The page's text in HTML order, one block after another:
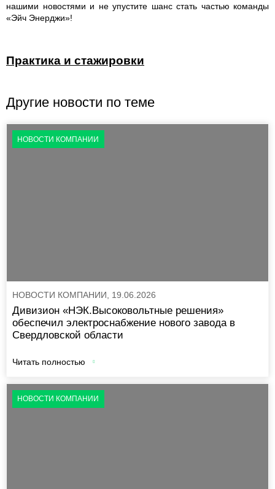
нашими новостями и не упустите шанс стать частью команды
«Эйч Энерджи»!
Практика и стажировки
Другие новости по теме
НОВОСТИ КОМПАНИИ
НОВОСТИ КОМПАНИИ, 19.06.2026
Дивизион «НЭК.Высоковольтные решения»
обеспечил электроснабжение нового завода в
Свердловской области
Читать полностью
НОВОСТИ КОМПАНИИ